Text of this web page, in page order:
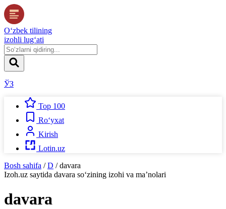
O‘zbek tilining
izohli lug‘ati
ЎЗ
Top 100
Ro‘yxat
Kirish
Lotin.uz
Bosh sahifa / D / davara
Izoh.uz saytida davara so‘zining izohi va ma’nolari
davara